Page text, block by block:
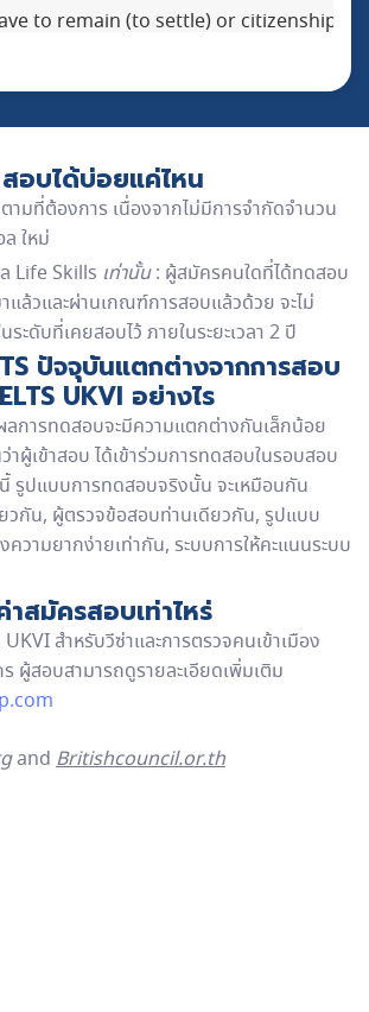
to remain (to settle) or citizenship
สอบได้บ่อยแค่ไหน
ามที่ต้องการ เนื่องจากไม่มีการจำกัดจำนวน
ล ใหม่
Life Skills เท่านั้น: ผู้สมัครคนใดที่ได้ทดสอบ
แล้วและผ่านเกณฑ์การสอบแล้วด้วย จะไม่
ระดับที่เคยสอบไว้ ภายในระยะเวลา 2 ปี
ปัจจุบันแตกต่างจากการสอบ
UKVI อย่างไร
การทดสอบจะมีความแตกต่างกันเล็กน้อย
าผู้เข้าสอบ ได้เข้าร่วมการทดสอบในรอบสอบ
รูปแบบการทดสอบจริงนั้น จะเหมือนกัน
วกัน, ผู้ตรวจข้อสอบท่านเดียวกัน, รูปแบบ
วามยากง่ายเท่ากัน, ระบบการให้คะแนนระบบ
าสมัครสอบเท่าไหร่
สำหรับวีซ่าและการตรวจคนเข้าเมือง
ผู้สอบสามารถดูรายละเอียดเพิ่มเติม
and Britishcouncil.or.th